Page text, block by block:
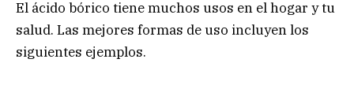
El ácido bórico tiene muchos usos en el hogar y tu
salud. Las mejores formas de uso incluyen los
siguientes ejemplos.